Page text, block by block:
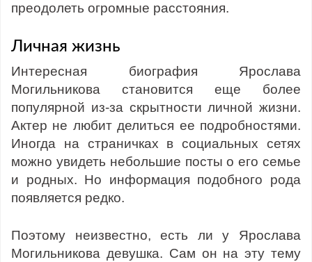
преодолеть огромные расстояния.
Личная жизнь
Интересная биография Ярослава
Могильникова становится еще более
популярной из-за скрытности личной жизни.
Актер не любит делиться ее подробностями.
Иногда на страничках в социальных сетях
можно увидеть небольшие посты о его семье
и родных. Но информация подобного рода
появляется редко.
Поэтому неизвестно, есть ли у Ярослава
Могильникова девушка. Сам он на эту тему